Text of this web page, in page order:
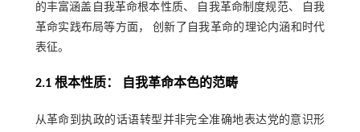
的丰富涵盖自我革命根本性质、 自我革命制度规范、 自我
革命实践布局等方面， 创新了自我革命的理论内涵和时代
表征。
2.1 根本性质： 自我革命本色的范畴
从革命到执政的话语转型并非完全准确地表达党的意识形